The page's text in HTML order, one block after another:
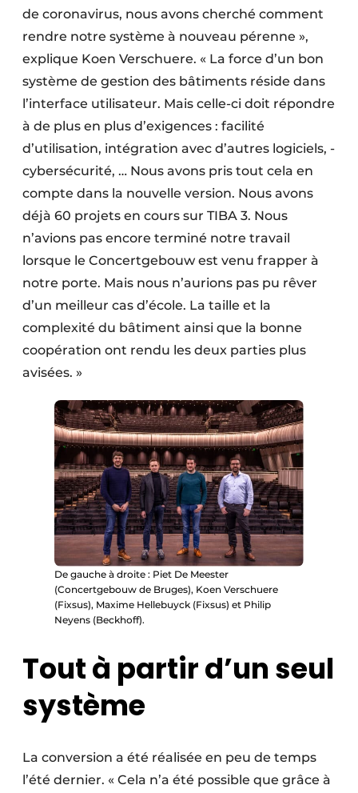
de coronavirus, nous avons cherché comment
rendre notre système à nouveau ­pérenne »,
explique Koen Verschuere. « La force d’un bon
système de gestion des bâtiments réside dans
l’interface utilisateur. Mais celle-ci doit répondre
à de plus en plus d’exigences : facilité
d’utilisation, intégration avec d’autres logiciels, ­
cybersécurité, … Nous avons pris tout cela en
compte dans la nouvelle version. Nous avons
déjà 60 projets en cours sur TIBA 3. Nous
n’avions pas encore terminé notre travail
lorsque le Concertgebouw est venu frapper à
notre porte. Mais nous n’aurions pas pu rêver
d’un meilleur cas d’école. La taille et la
complexité du bâtiment ainsi que la bonne
coopération ont rendu les deux parties plus
avisées. »
De gauche à droite : Piet De Meester
(Concertgebouw de Bruges), Koen Verschuere
(Fixsus), Maxime Hellebuyck (Fixsus) et Philip
Neyens (Beckhoff).
Tout à partir d’un seul
système
La conversion a été réalisée en peu de temps
l’été dernier. « Cela n’a été possible que grâce à